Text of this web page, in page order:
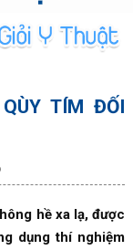
TÍM ĐỐI
hề xa lạ, được
dụng thí nghiệm